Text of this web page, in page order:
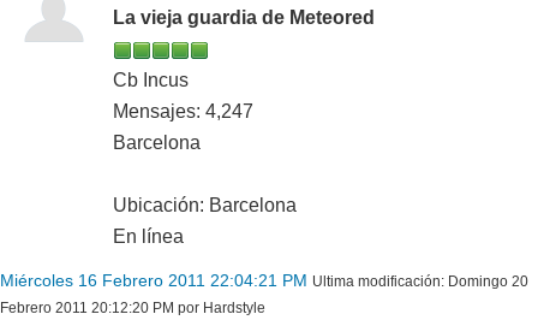
La vieja guardia de Meteored
Cb Incus
Mensajes: 4,247
Barcelona
Ubicación: Barcelona
En línea
Miércoles 16 Febrero 2011 22:04:21 PM Ultima modificación: Domingo 20
Febrero 2011 20:12:20 PM por Hardstyle